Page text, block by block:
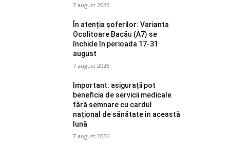
7 august 2026
În atenția șoferilor: Varianta
Ocolitoare Bacău (A7) se
închide în perioada 17-31
august
7 august 2026
Important: asigurații pot
beneficia de servicii medicale
fără semnare cu cardul
național de sănătate în această
lună
7 august 2026